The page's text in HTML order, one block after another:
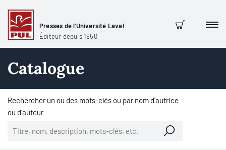
Presses de l'Université Laval
Éditeur depuis 1950
Panier
Catalogue
Rechercher un ou des mots-clés ou par nom d'autrice
ou d'auteur